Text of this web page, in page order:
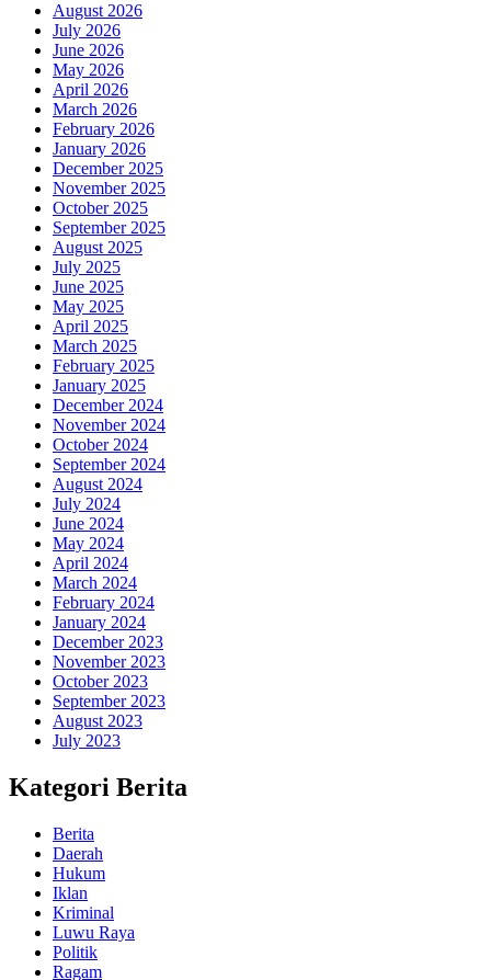
August 2026
July 2026
June 2026
May 2026
April 2026
March 2026
February 2026
January 2026
December 2025
November 2025
October 2025
September 2025
August 2025
July 2025
June 2025
May 2025
April 2025
March 2025
February 2025
January 2025
December 2024
November 2024
October 2024
September 2024
August 2024
July 2024
June 2024
May 2024
April 2024
March 2024
February 2024
January 2024
December 2023
November 2023
October 2023
September 2023
August 2023
July 2023
Kategori Berita
Berita
Daerah
Hukum
Iklan
Kriminal
Luwu Raya
Politik
Ragam